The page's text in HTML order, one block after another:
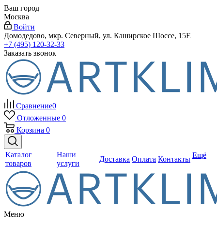
Ваш город
Москва
Войти
Домодедово, мкр. Северный, ул. Каширское Шоссе, 15Е
+7 (495) 120-32-33
Заказать звонок
Сравнение0
Отложенные 0
Корзина 0
Каталог
товаров
Наши
услуги
Доставка Оплата Контакты Ещё
Меню